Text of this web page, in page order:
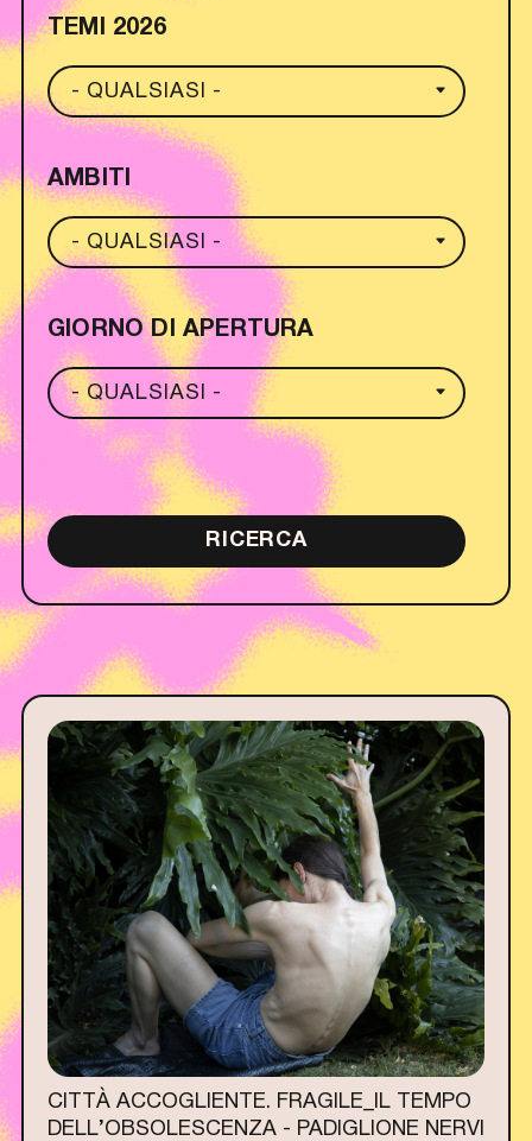
TEMI 2026
AMBITI
GIORNO DI APERTURA
RICERCA
CITTÀ ACCOGLIENTE. FRAGILE_IL TEMPO
DELL’OBSOLESCENZA - PADIGLIONE NERVI